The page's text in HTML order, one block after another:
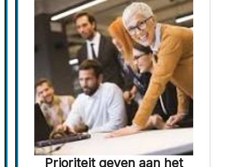
Prioriteit geven aan het